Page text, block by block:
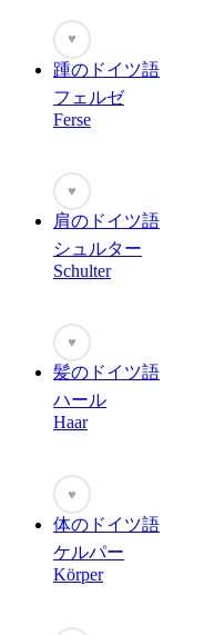
♥
踵のドイツ語
フェルゼ
Ferse
♥
肩のドイツ語
シュルター
Schulter
♥
髪のドイツ語
ハール
Haar
♥
体のドイツ語
ケルパー
Körper